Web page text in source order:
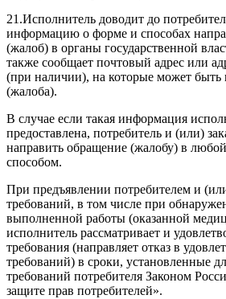
21.Исполнитель доводит до
информацию о форме и способах
(жалоб) в органы государственной
также сообщает почтовый адрес или
(при наличии), на которые может быть
(жалоба).
В случае если такая информация
предоставлена, потребитель и (или)
направить обращение (жалобу) в
способом.
При предъявлении потребителем и
требований, в том числе при
выполненной работы (оказанной
исполнитель рассматривает и
требования (направляет отказ в
требований) в сроки, установленные
требований потребителя Законом
защите прав потребителей».